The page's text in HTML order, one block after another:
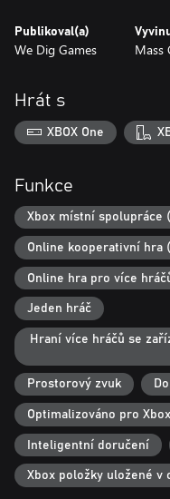
Publikoval(a)
We Dig Games Mass
Hrát s
XBOX One
Funkce
Xbox místní spolupráce
Online kooperativní hra
Online hra pro více
Jeden hráč
Hraní více hráčů se
Prostorový zvuk
Optimalizováno pro
Inteligentní doručení
Xbox položky uložené v